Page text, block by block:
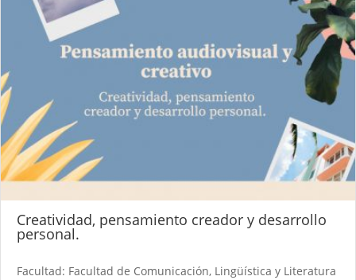
Creatividad, pensamiento creador y desarrollo
personal.
Facultad: Facultad de Comunicación, Lingüística y Literatura